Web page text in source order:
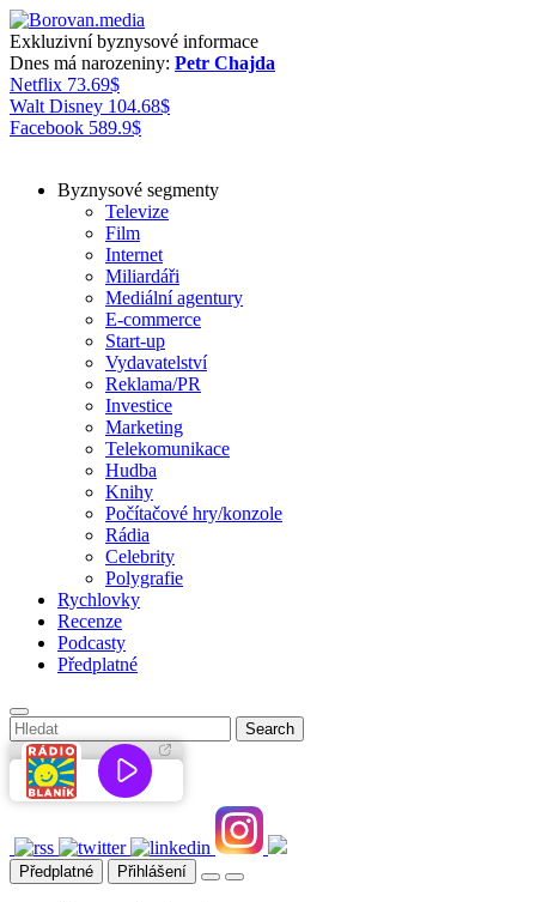
Exkluzivní byznysové informace
Dnes má narozeniny: Petr Chajda
Netflix 73.69$
Walt Disney 104.68$
Facebook 589.9$
Byznysové segmenty
Televize
Film
Internet
Miliardáři
Mediální agentury
E-commerce
Start-up
Vydavatelství
Reklama/PR
Investice
Marketing
Telekomunikace
Hudba
Knihy
Počítačové hry/konzole
Rádia
Celebrity
Polygrafie
Rychlovky
Recenze
Podcasty
Předplatné
Předplatné Přihlášení